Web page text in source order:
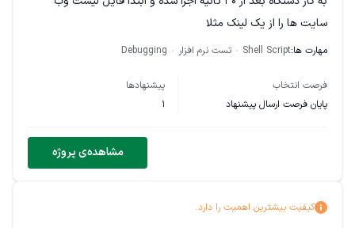
سایت ها را از یک لینک مثلا
(
blob/6bbf50414a6bc91f5964d1d5770dc1757f1f286f/List
passwall2 ویرایش کند که شکل کلی فایل بهم نخورد یعنی
نوشته شده و تا قبل از config shunt_rules 'Direct تمام شود.
بعد از آخرین ایتم هم ' قرار داده و بعد سطر خالی و بقیه ایتم های
"/etc/config/passwall2" قرار دارد. در پایان و بعد از ادیت موفق
مهارت ها:Shell Script تست نرم افزار Debugging
فرصت انتخاب
پایان فرصت ارسال پیشنهاد
پیشنهادها
1
مشاهده‌ی پروژه
کیفیت بیشترین اهمیت را دارد.